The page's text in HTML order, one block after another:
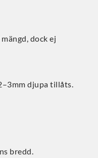
dock ej
djupa tillåts.
bredd.